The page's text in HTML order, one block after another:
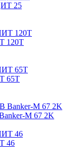
25
120Т
65Т
M 67 2K
46